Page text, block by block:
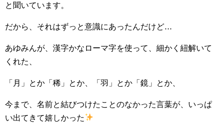
と聞いています。
だから、それはずっと意識にあったんだけど…
あゆみんが、漢字かなローマ字を使って、細かく紐解いて
くれた、
「月」とか「稀」とか、「羽」とか「鏡」とか、
今まで、名前と結びつけたことのなかった言葉が、いっぱ
い出てきて嬉しかった